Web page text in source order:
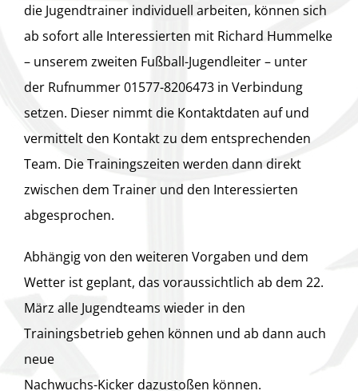
die Jugendtrainer individuell arbeiten, können sich
ab sofort alle Interessierten mit Richard Hummelke
– unserem zweiten Fußball-Jugendleiter – unter
der Rufnummer 01577-8206473 in Verbindung
setzen. Dieser nimmt die Kontaktdaten auf und
vermittelt den Kontakt zu dem entsprechenden
Team. Die Trainingszeiten werden dann direkt
zwischen dem Trainer und den Interessierten
abgesprochen.
Abhängig von den weiteren Vorgaben und dem
Wetter ist geplant, das voraussichtlich ab dem 22.
März alle Jugendteams wieder in den
Trainingsbetrieb gehen können und ab dann auch
neue
Nachwuchs-Kicker dazustoßen können.